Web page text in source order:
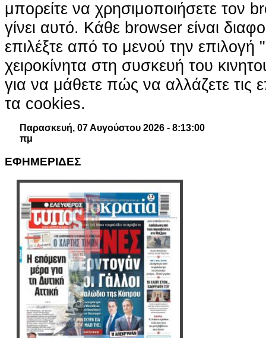
μπορείτε να χρησιμοποιήσετε τον
γίνει αυτό. Κάθε browser είναι
επιλέξτε από το μενού την επιλογή
χειροκίνητα στη συσκευή του
για να μάθετε πώς να αλλάζετε τις
τα cookies.
Παρασκευή, 07 Αυγούστου 2026 - 8:13:01
πμ
ΕΦΗΜΕΡΙΔΕΣ